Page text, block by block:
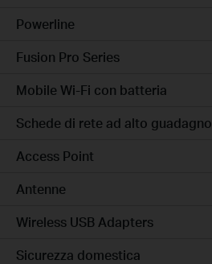
Powerline
Fusion Pro Series
Mobile Wi-Fi con batteria
Schede di rete ad alto guadagno
Access Point
Antenne
Wireless USB Adapters
Sicurezza domestica